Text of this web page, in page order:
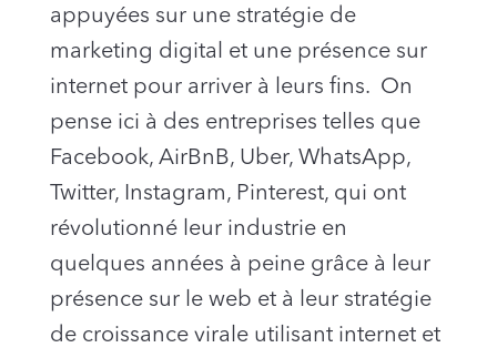
appuyées sur une stratégie de
marketing digital et une présence sur
internet pour arriver à leurs fins. On
pense ici à des entreprises telles que
Facebook, AirBnB, Uber, WhatsApp,
Twitter, Instagram, Pinterest, qui ont
révolutionné leur industrie en
quelques années à peine grâce à leur
présence sur le web et à leur stratégie
de croissance virale utilisant internet et